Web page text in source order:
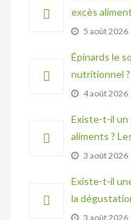
excès
5 août 2026
Épinards le
nutritionnel ?
4 août 2026
Existe-t-il un
aliments ?
3 août 2026
Existe-t-il
la
3 août 2026